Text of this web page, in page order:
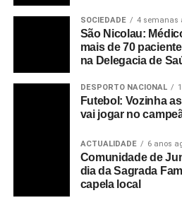
SOCIEDADE 4 semanas
São Nicolau:
mais de 70
na Delegacia de
DESPORTO NACIONAL
Futebol: Vozinha
vai jogar no
ACTUALIDADE 6 anos
Comunidade de
dia da Sagrada
capela local